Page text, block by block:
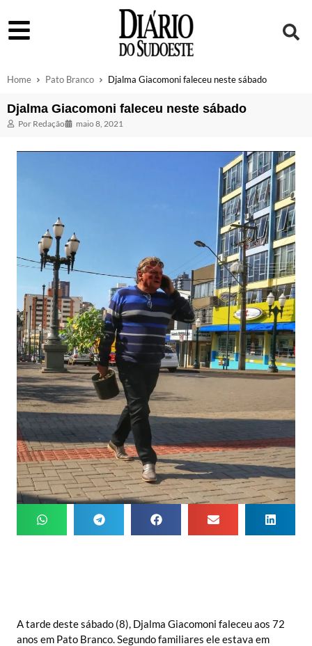
Home Pato Branco Djalma Giacomoni faleceu neste sábado
Djalma Giacomoni faleceu neste sábado
Por Redação maio 8, 2021
A tarde deste sábado (8), Djalma Giacomoni faleceu aos 72
anos em Pato Branco. Segundo familiares ele estava em